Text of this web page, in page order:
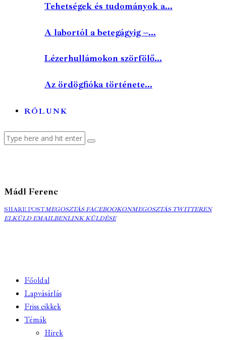
Tehetségek és tudományok a...
A labortól a betegágyig –...
Lézerhullámokon szörfölő...
Az ördögfióka története...
RÓLUNK
Mádl Ferenc
SHARE POSTMEGOSZTÁS
FACEBOOKON
MEGOSZTÁS FACEBOOKONMEGOSZTÁS
MEGOSZTÁS TWITTEREN
ELKÜLD EMAILBENCOPY
LINK KÜLDÉSE
Főoldal
Lapvásárlás
Friss cikkek
Témák
Hírek